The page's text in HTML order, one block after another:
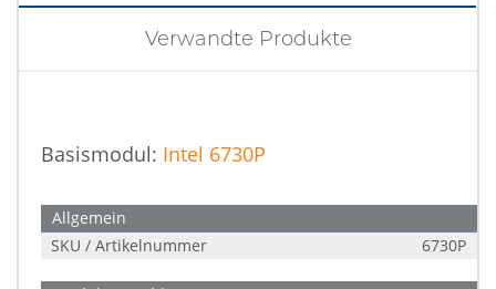
Verwandte Produkte
Basismodul: Intel 6730P
Allgemein
SKU / Artikelnummer
6730P